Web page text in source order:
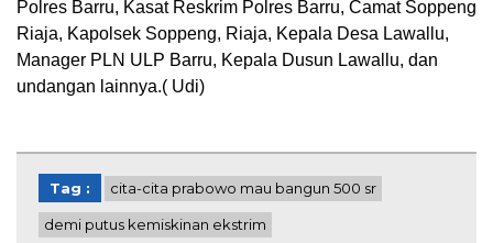
Polres Barru, Kasat Reskrim Polres Barru, Camat Soppeng
Riaja, Kapolsek Soppeng, Riaja, Kepala Desa Lawallu,
Manager PLN ULP Barru, Kepala Dusun Lawallu, dan
undangan lainnya.( Udi)
Tag : cita-cita prabowo mau bangun 500 sr
demi putus kemiskinan ekstrim